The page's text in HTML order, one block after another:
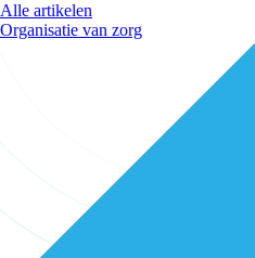
Alle artikelen
Organisatie van zorg